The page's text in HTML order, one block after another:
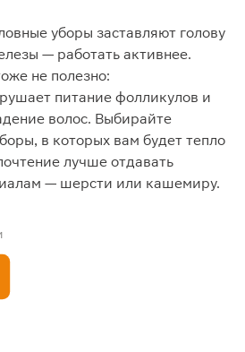
уборы заставляют голову
— работать активнее.
не полезно:
питание фолликулов и
волос. Выбирайте
в которых вам будет тепло
лучше отдавать
— шерсти или кашемиру.